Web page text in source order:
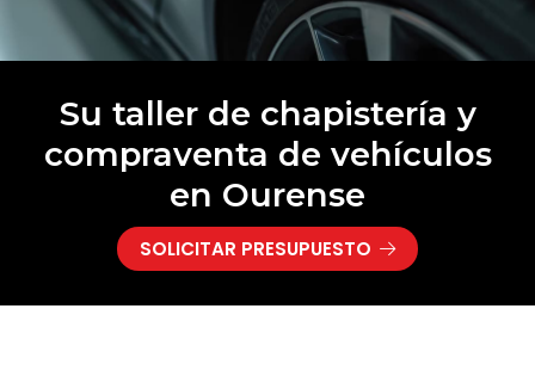
Su taller de chapistería y
compraventa de vehículos
en Ourense
SOLICITAR PRESUPUESTO